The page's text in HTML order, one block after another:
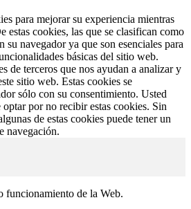
para mejorar su experiencia mientras
estas cookies, las que se clasifican como
su navegador ya que son esenciales para
básicas del sitio web.
de terceros que nos ayudan a analizar y
sitio web. Estas cookies se
sólo con su consentimiento. Usted
por no recibir estas cookies. Sin
de estas cookies puede tener un
navegación.
funcionamiento de la Web.